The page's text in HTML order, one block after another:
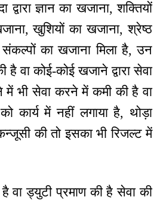
द्वारा ज्ञान का खजाना, शक्तियों
खुशियों का खजाना, श्रेष्ठ
का खजाना मिला है, उन
है वा कोई-कोई खजाने द्वारा सेवा
भी सेवा करने में कमी की है वा
कार्य में नहीं लगाया है, थोड़ा
की तो इसका भी रिजल्ट में
वा ड्युटी प्रमाण की है सेवा की